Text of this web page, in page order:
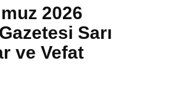
2026
Sarı
ve Vefat